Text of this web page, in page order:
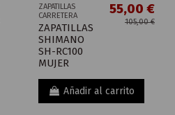
ZAPATILLAS
CARRETERA
ZAPATILLAS
SHIMANO
SH-RC100
MUJER
55,00 €
105,00 €
Añadir al carrito